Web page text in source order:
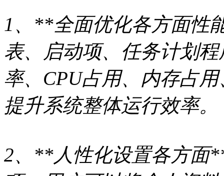
1、**全面优化各方面性
表、启动项、任务计划
率、CPU占用、内存占
提升系统整体运行效率。
2、**人性化设置各方面